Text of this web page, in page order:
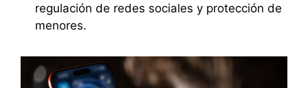
regulación de redes sociales y protección de
menores.